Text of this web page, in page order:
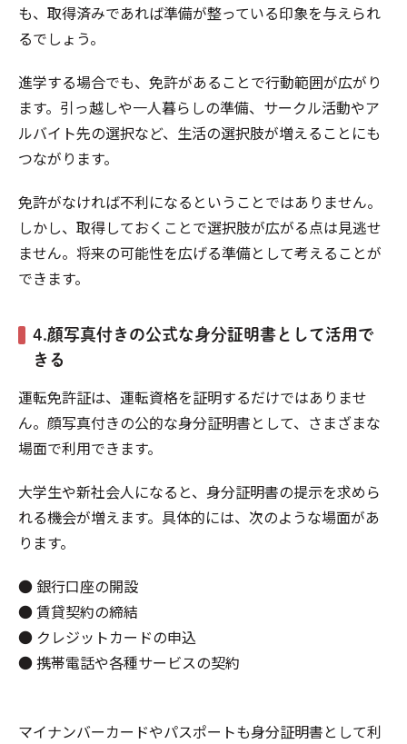
も、取得済みであれば準備が整っている印象を与えられ
るでしょう。
進学する場合でも、免許があることで行動範囲が広がり
ます。引っ越しや一人暮らしの準備、サークル活動やア
ルバイト先の選択など、生活の選択肢が増えることにも
つながります。
免許がなければ不利になるということではありません。
しかし、取得しておくことで選択肢が広がる点は見逃せ
ません。将来の可能性を広げる準備として考えることが
できます。
4.顔写真付きの公式な身分証明書として活用で
きる
運転免許証は、運転資格を証明するだけではありませ
ん。顔写真付きの公的な身分証明書として、さまざまな
場面で利用できます。
大学生や新社会人になると、身分証明書の提示を求めら
れる機会が増えます。具体的には、次のような場面があ
ります。
● 銀行口座の開設
● 賃貸契約の締結
● クレジットカードの申込
● 携帯電話や各種サービスの契約
マイナンバーカードやパスポートも身分証明書として利